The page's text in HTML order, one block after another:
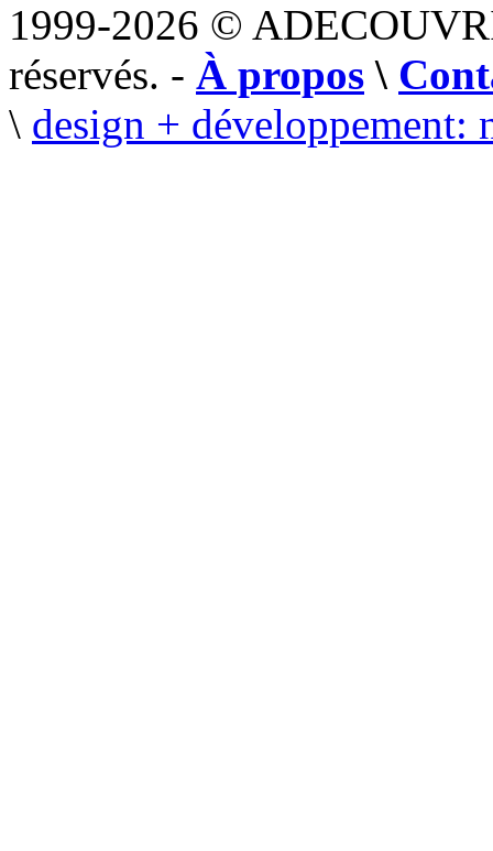
1999-2026 ©
réservés. - À propos \
\ design + développement: